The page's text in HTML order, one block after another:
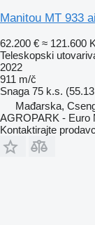
Manitou MT 933
62.200 € ≈ 121.600
Teleskopski
2022
911 m/č
Snaga 75 k.s.
Mađarska,
AGROPARK - Euro
Kontaktirajte